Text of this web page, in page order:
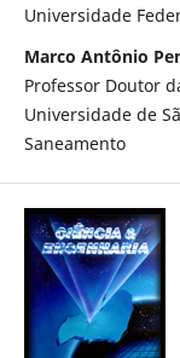
Universidade
Marco Antônio
Professor Doutor
Universidade de
Saneamento